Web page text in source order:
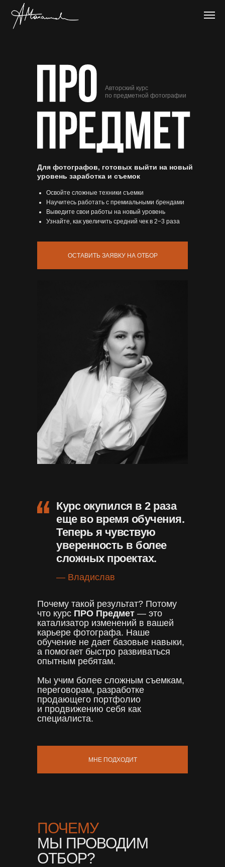
Авторский курс
по предметной фотографии
Освойте сложные техники съемки
Научитесь работать с премиальными брендами
Выведите свои работы на новый уровень
Узнайте, как увеличить средний чек в 2−3 раза
Для фотографов, готовых выйти на новый
уровень заработка и съемок
ОСТАВИТЬ ЗАЯВКУ НА ОТБОР
Почему такой результат? Потому
что курс ПРО Предмет — это
катализатор изменений в вашей
карьере фотографа. Наше
обучение не дает базовые навыки,
а помогает быстро развиваться
опытным ребятам.
Мы учим более сложным съемкам,
переговорам, разработке
продающего портфолио
и продвижению себя как
специалиста.
— Владислав
Курс окупился в 2 раза
еще во время обучения.
Теперь я чувствую
уверенность в более
сложных проектах.
МНЕ ПОДХОДИТ
ПОЧЕМУ
МЫ ПРОВОДИМ
ОТБОР?